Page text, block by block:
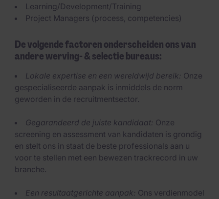
Learning/Development/Training
Project Managers (process, competencies)
De volgende factoren onderscheiden ons van
andere werving- & selectie bureaus:
Lokale expertise en een wereldwijd bereik: Onze
gespecialiseerde aanpak is inmiddels de norm
geworden in de recruitmentsector.
Gegarandeerd de juiste kandidaat: Onze
screening en assessment van kandidaten is grondig
en stelt ons in staat de beste professionals aan u
voor te stellen met een bewezen trackrecord in uw
branche.
Een resultaatgerichte aanpak: Ons verdienmodel